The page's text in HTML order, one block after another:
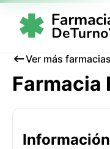
Ver más
Farmacia